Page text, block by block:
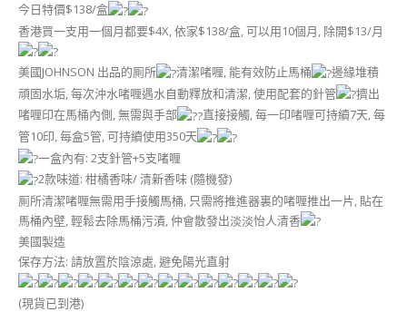
今日特價$138/盒
香港買一支用一個月都要$4X, 依家$138/盒, 可以用10個月, 除開$13/月
美國JOHNSON 出品的厠所 清潔啫喱, 能有效防止馬桶
邊緣堆積
頑固水垢, 每次沖水啫喱遇水自動釋放和清潔, 使用配套的針管
擠出
啫喱印在馬桶內側, 無需與手部
直接接觸, 每一印啫喱可持續7天, 每
管10印, 每盒5管, 可持續使用350天
一盒內有: 2支針管+5支啫喱
2款味道: 柑橘香味/ 清新香味 (隨機發)
厠所清潔啫喱無需用手接觸馬桶, 只需將推進器裏的啫喱推出一片, 貼在
馬桶內壁, 輕鬆去除馬桶污漬, 仲會散發出淡淡怡人清香
美國製造
保存方法: 請放置於陰涼處, 避免陽光直射
(現貨已到港)